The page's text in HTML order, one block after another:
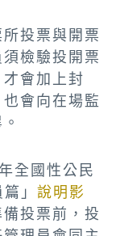
投票與開票
檢驗投開票
會加上封
會向在場監
全國性公民
篇」說明影
備投票前，投